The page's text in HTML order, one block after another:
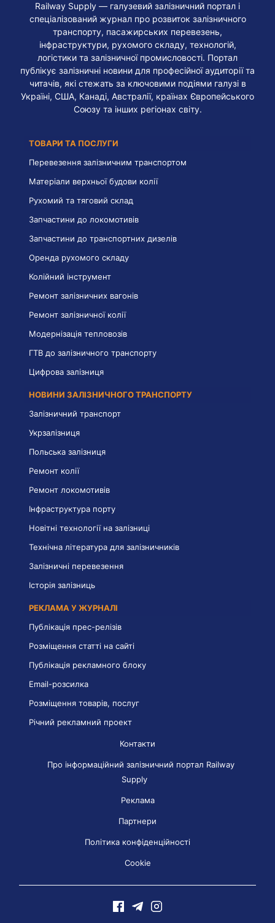
Railway Supply — галузевий залізничний портал і
спеціалізований журнал про розвиток залізничного
транспорту, пасажирських перевезень,
інфраструктури, рухомого складу, технологій,
логістики та залізничної промисловості. Портал
публікує залізничні новини для професійної аудиторії та
читачів, які стежать за ключовими подіями галузі в
Україні, США, Канаді, Австралії, країнах Європейського
Союзу та інших регіонах світу.
ТОВАРИ ТА ПОСЛУГИ
Перевезення залізничним транспортом
Матеріали верхньої будови колії
Рухомий та тяговий склад
Запчастини до локомотивів
Запчастини до транспортних дизелів
Оренда рухомого складу
Колійний інструмент
Ремонт залізничних вагонів
Ремонт залізничної колії
Модернізація тепловозів
ГТВ до залізничного транспорту
Цифрова залізниця
НОВИНИ ЗАЛІЗНИЧНОГО ТРАНСПОРТУ
Залізничний транспорт
Укрзалізниця
Польська залізниця
Ремонт колії
Ремонт локомотивів
Інфраструктура порту
Новітні технології на залізниці
Технічна література для залізничників
Залізничні перевезення
Історія залізниць
РЕКЛАМА У ЖУРНАЛІ
Публікація прес-релізів
Розміщення статті на сайті
Публікація рекламного блоку
Email-розсилка
Розміщення товарів, послуг
Річний рекламний проект
Контакти
Про інформаційний залізничний портал Railway
Supply
Реклама
Партнери
Політика конфіденційності
Cookie